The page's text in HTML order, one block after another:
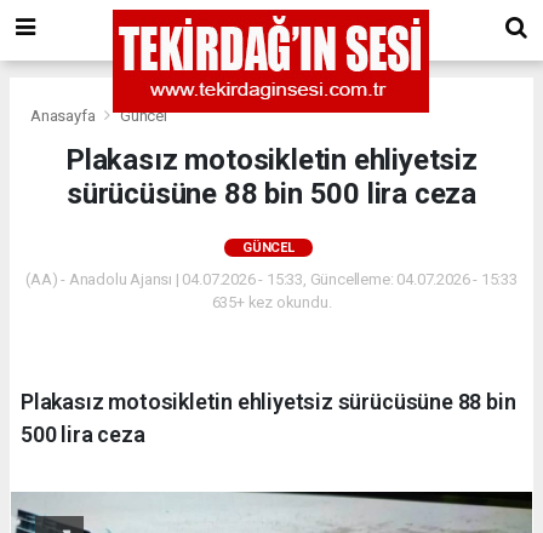
Anasayfa Güncel
Plakasız motosikletin ehliyetsiz
sürücüsüne 88 bin 500 lira ceza
GÜNCEL
(AA) - Anadolu Ajansı | 04.07.2026 - 15:33, Güncelleme: 04.07.2026 - 15:33
635+ kez okundu.
Plakasız motosikletin ehliyetsiz sürücüsüne 88 bin
500 lira ceza